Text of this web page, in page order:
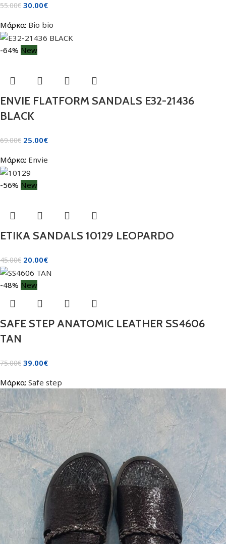
55.00€ 30.00€
Μάρκα: Bio bio
-64% New
ENVIE FLATFORM SANDALS E32-21436
BLACK
69.00€ 25.00€
Μάρκα: Envie
-56% New
ETIKA SANDALS 10129 LEOPARDO
45.00€ 20.00€
-48% New
SAFE STEP ANATOMIC LEATHER SS4606
TAN
75.00€ 39.00€
Μάρκα: Safe step